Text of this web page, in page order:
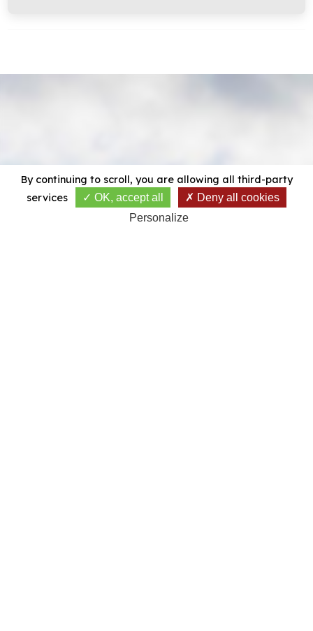
By continuing to scroll, you are allowing all third-party
services
OK, accept all
Deny all cookies
Personalize